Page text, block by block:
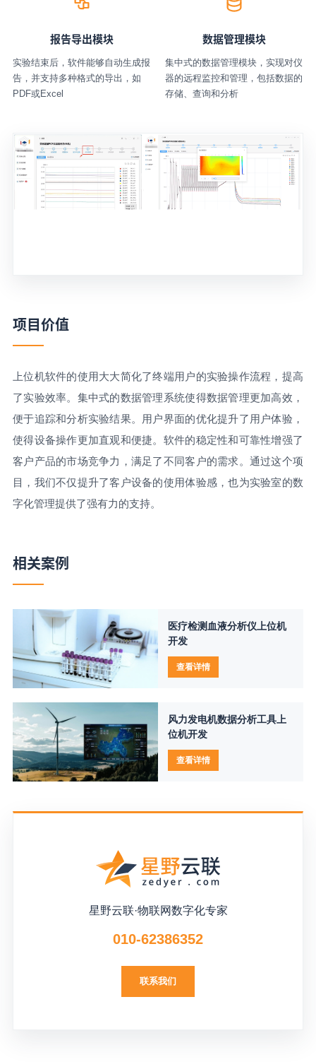
报告导出模块
实验结束后，软件能够自动生成报
告，并支持多种格式的导出，如
PDF或Excel
数据管理模块
集中式的数据管理模块，实现对仪
器的远程监控和管理，包括数据的
存储、查询和分析
项目价值
上位机软件的使用大大简化了终端用户的实验操作流程，提高
了实验效率。集中式的数据管理系统使得数据管理更加高效，
便于追踪和分析实验结果。用户界面的优化提升了用户体验，
使得设备操作更加直观和便捷。软件的稳定性和可靠性增强了
客户产品的市场竞争力，满足了不同客户的需求。通过这个项
目，我们不仅提升了客户设备的使用体验感，也为实验室的数
字化管理提供了强有力的支持。
相关案例
医疗检测血液分析仪上位机
开发
查看详情
风力发电机数据分析工具上
位机开发
查看详情
星野云联·物联网数字化专家
010-62386352
联系我们